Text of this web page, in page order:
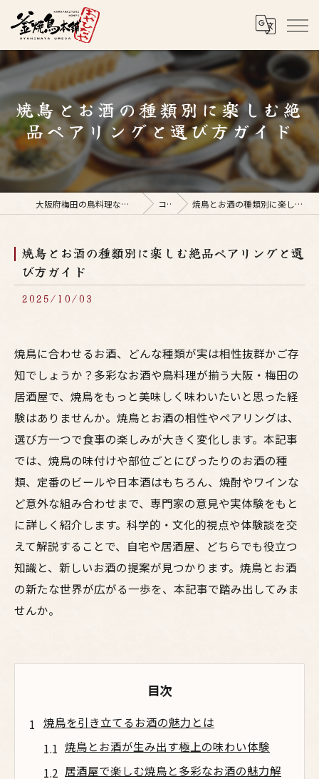
焼鳥とお酒の種類別に楽しむ絶
品ペアリングと選び方ガイド
大阪府梅田の鳥料理なら釜焼鳥本舗おやひなや 梅田店 コラム 焼鳥とお酒の種類別に楽しむ絶品ペアリングと選び方ガイド
焼鳥とお酒の種類別に楽しむ絶品ペアリングと選
び方ガイド
2025/10/03
焼鳥に合わせるお酒、どんな種類が実は相性抜群かご存
知でしょうか？多彩なお酒や鳥料理が揃う大阪・梅田の
居酒屋で、焼鳥をもっと美味しく味わいたいと思った経
験はありませんか。焼鳥とお酒の相性やペアリングは、
選び方一つで食事の楽しみが大きく変化します。本記事
では、焼鳥の味付けや部位ごとにぴったりのお酒の種
類、定番のビールや日本酒はもちろん、焼酎やワインな
ど意外な組み合わせまで、専門家の意見や実体験をもと
に詳しく紹介します。科学的・文化的視点や体験談を交
えて解説することで、自宅や居酒屋、どちらでも役立つ
知識と、新しいお酒の提案が見つかります。焼鳥とお酒
の新たな世界が広がる一歩を、本記事で踏み出してみま
せんか。
目次
焼鳥を引き立てるお酒の魅力とは
焼鳥とお酒が生み出す極上の味わい体験
居酒屋で楽しむ焼鳥と多彩なお酒の魅力解